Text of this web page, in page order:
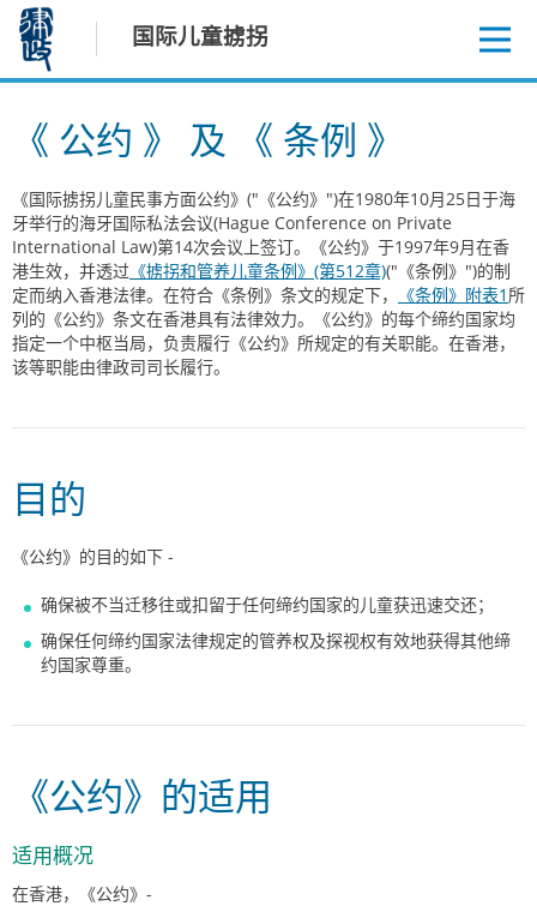
容
国际儿童掳拐
《 公约 》 及 《 条例 》
《国际掳拐儿童民事方面公约》("《公约》")在1980年10月25日于海
牙举行的海牙国际私法会议(Hague Conference on Private
International Law)第14次会议上签订。《公约》于1997年9月在香
港生效，并透过 《掳拐和管养儿童条例》(第512章)("《条例》")的制
定而纳入香港法律。在符合《条例》条文的规定下，
《条例》附表1 所
列的《公约》条文在香港具有法律效力。《公约》的每个缔约国家均
指定一个中枢当局，负责履行《公约》所规定的有关职能。在香港，
该等职能由律政司司长履行。
目的
《公约》的目的如下 -
确保被不当迁移往或扣留于任何缔约国家的儿童获迅速交还；
确保任何缔约国家法律规定的管养权及探视权有效地获得其他缔
约国家尊重。
《公约》的适用
适用概况
在香港，《公约》-